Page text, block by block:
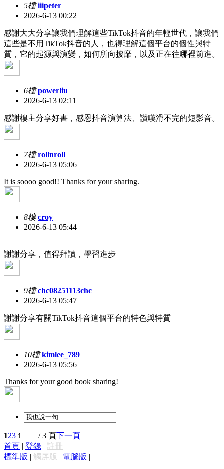
5樓 iiipeter
2026-6-13 00:22
感謝大大分享讓我們理解這些TikTok抖音的年輕世代，讓我們
這些是不用TikTok抖音的人，也得理解這個平台的個性與特
質，它的起源與演變，如何所向披靡，以及正在往哪裡前進。
6樓 powerliu
2026-6-13 02:11
感謝樓主分享好書，感恩抖音演算法、讚嘆滑不完的短影音。
7樓 rollnroll
2026-6-13 05:06
It is soooo good!! Thanks for your sharing.
8樓 croy
2026-6-13 05:44
謝謝分享，值得拜讀，學習進步
9樓 chc08251113chc
2026-6-13 05:47
謝謝分享有關TikTok抖音這個平台的特色與特質
10樓 kimlee_789
2026-6-13 05:56
Thanks for your good book sharing!
123 / 3 頁下一頁
首頁 | 登錄 | 註冊
標準版 | 觸屏版 | 電腦版 |